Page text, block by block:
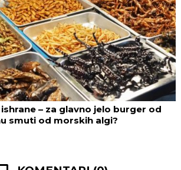
– za glavno jelo burger od
smuti od morskih algi?